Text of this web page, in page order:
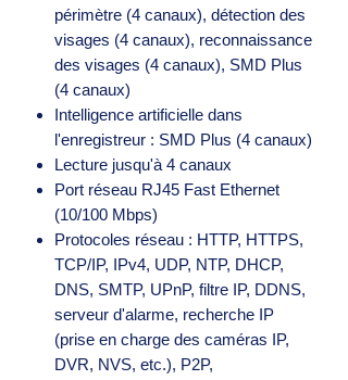
périmètre (4 canaux), détection des
visages (4 canaux), reconnaissance
des visages (4 canaux), SMD Plus
(4 canaux)
Intelligence artificielle dans
l'enregistreur : SMD Plus (4 canaux)
Lecture jusqu'à 4 canaux
Port réseau RJ45 Fast Ethernet
(10/100 Mbps)
Protocoles réseau : HTTP, HTTPS,
TCP/IP, IPv4, UDP, NTP, DHCP,
DNS, SMTP, UPnP, filtre IP, DDNS,
serveur d'alarme, recherche IP
(prise en charge des caméras IP,
DVR, NVS, etc.), P2P,